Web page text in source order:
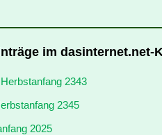
im dasinternet.net-
2343
2345
2025